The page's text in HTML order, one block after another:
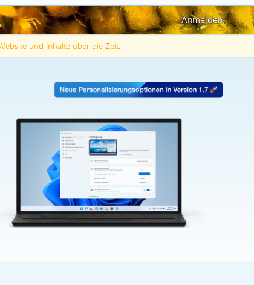
Anmelden
und Inhalte über die Zeit.